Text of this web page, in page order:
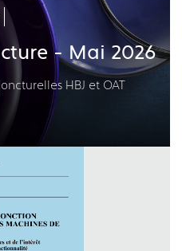
Notes de conjoncture - Mai 2026
HBJ et OAT